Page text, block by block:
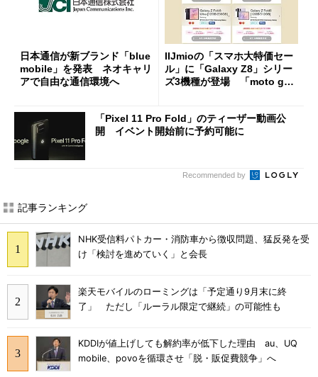
日本通信が新ブランド「blue
mobile」を発表 ネオキャリ
アで自由な通信環境へ
IIJmioの「スマホ大特価セー
ル」に「Galaxy Z8」シリー
ズ3機種が登場 「moto g37
「Pixel 11 Pro Fold」のティーザー動画公
開 イベント開始前に予約可能に
Recommended by
記事ランキング
NHK受信料パトカー・消防車から徴収問題、猛反発を受
け「検討を進めていく」と会長
楽天モバイルのローミングは「予定通り9月末に終
了」 ただし「ルーラル限定で継続」の可能性も
KDDIが値上げしても解約率が低下した理由 au、UQ
mobile、povoを循環させ「脱・販促費競争」へ